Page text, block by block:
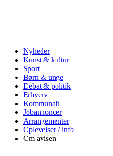
Nyheder
Kunst & kultur
Sport
Børn & unge
Debat & politik
Erhverv
Kommunalt
Jobannoncer
Arrangementer
Oplevelser / info
Om avisen